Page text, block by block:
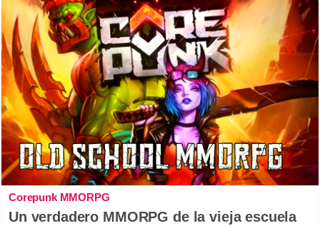
Corepunk MMORPG
Un verdadero MMORPG de la vieja escuela